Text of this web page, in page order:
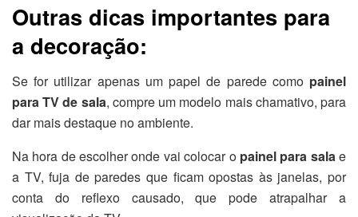
Outras dicas importantes para
a decoração:
Se for utilizar apenas um papel de parede como painel
para TV de sala, compre um modelo mais chamativo, para
dar mais destaque no ambiente.
Na hora de escolher onde vai colocar o painel para salae
a TV, fuja de paredes que ficam opostas às janelas, por
conta do reflexo causado, que pode atrapalhar a